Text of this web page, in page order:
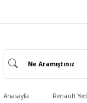
Anasayfa Renault